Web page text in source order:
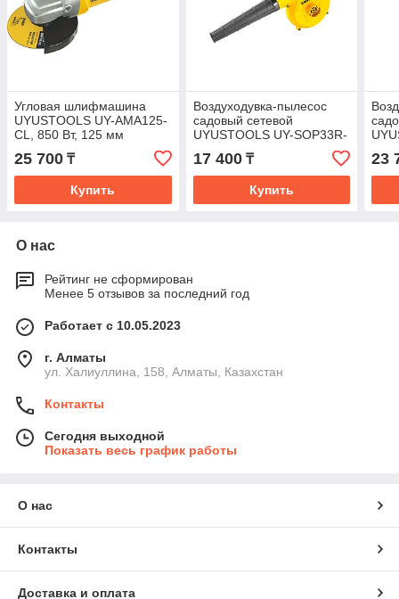
Угловая шлифмашина
UYUSTOOLS UY-AMA125-
CL, 850 Вт, 125 мм
25 700 ₸
Купить
Воздуходувка-пылесос
садовый сетевой
UYUSTOOLS UY-SOP33R-
CL, 400 Вт
17 400₸
Купить
23
О нас
Рейтинг не сформирован
Менее 5 отзывов за последний год
Работает с 10.05.2023
г. Алматы
ул. Халиуллина, 158, Алматы, Казахстан
Контакты
Сегодня выходной
Показать весь график работы
О нас
Контакты
Доставка и оплата